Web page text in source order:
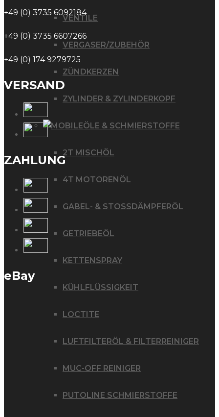
VENTILE
VERGASER/ZUBEHÖR
ZÜNDKERZEN
ZYLINDER & ZYLINDERKOPF
ÖLE & SCHMIERSTOFFE
2T MISCHÖL
4T MOTORENÖL
GABEL- & STOSSDÄMPFERÖL
GETRIEBEÖL
KETTENSPRAY
KÜHLFLÜSSIGKEIT
LOCTITE
LUFTFILTERÖL & FILTERREINIGER
MUC-OFF REINIGER
PUTOLINE SCHMIERSTOFFE
+49 (0) 3735 6092184
+49 (0) 3735 6607266
+49 (0) 174 9279725
VERSAND
ZAHLUNG
eBay